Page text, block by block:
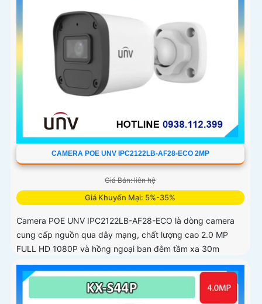
CAMERA POE UNV IPC2122LB-AF28-ECO 2MP
Giá Bán: liên hệ
Giá Khuyến Mại: 5%-35%
Camera POE UNV IPC2122LB-AF28-ECO là dòng camera
cung cấp nguồn qua dây mạng, chất lượng cao 2.0 MP
FULL HD 1080P và hồng ngoại ban đêm tầm xa 30m